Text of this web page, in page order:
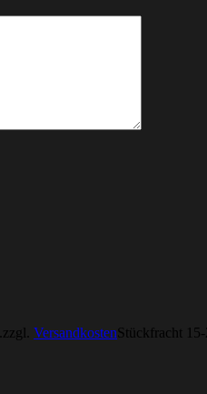
zzgl. VersandkostenStückfracht